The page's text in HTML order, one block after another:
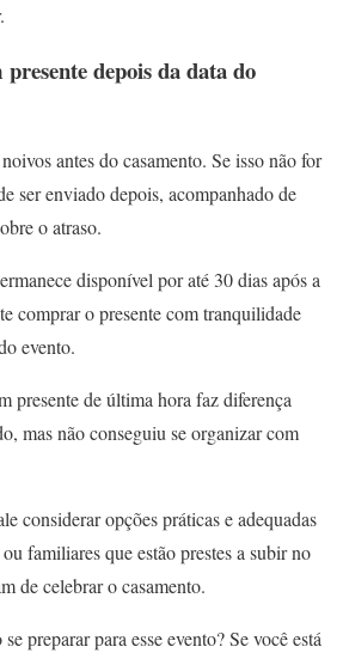
depois da data do
antes do casamento. Se isso não for
ser enviado depois, acompanhado de
o atraso.
disponível por até 30 dias após a
comprar o presente com tranquilidade
evento.
presente de última hora faz diferença
mas não conseguiu se organizar com
considerar opções práticas e adequadas
familiares que estão prestes a subir no
de celebrar o casamento.
preparar para esse evento? Se você está